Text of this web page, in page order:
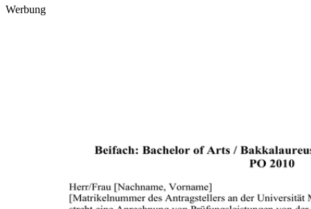
Werbung